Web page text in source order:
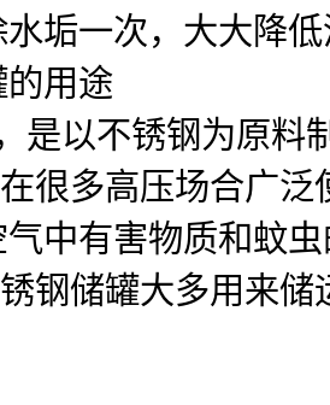
垢一次，大大降
的用途
是以不锈钢为原料
很多高压场合广
中有害物质和蚊
钢储罐大多用来